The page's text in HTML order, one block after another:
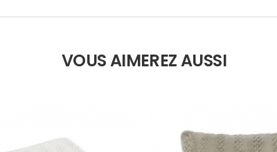
VOUS AIMEREZ AUSSI